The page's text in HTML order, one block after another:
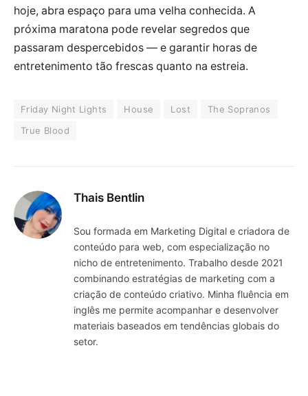
hoje, abra espaço para uma velha conhecida. A
próxima maratona pode revelar segredos que
passaram despercebidos — e garantir horas de
entretenimento tão frescas quanto na estreia.
Friday Night Lights House Lost
The Sopranos
True Blood
Thais Bentlin
Sou formada em Marketing Digital e criadora de
conteúdo para web, com especialização no
nicho de entretenimento. Trabalho desde 2021
combinando estratégias de marketing com a
criação de conteúdo criativo. Minha fluência em
inglês me permite acompanhar e desenvolver
materiais baseados em tendências globais do
setor.